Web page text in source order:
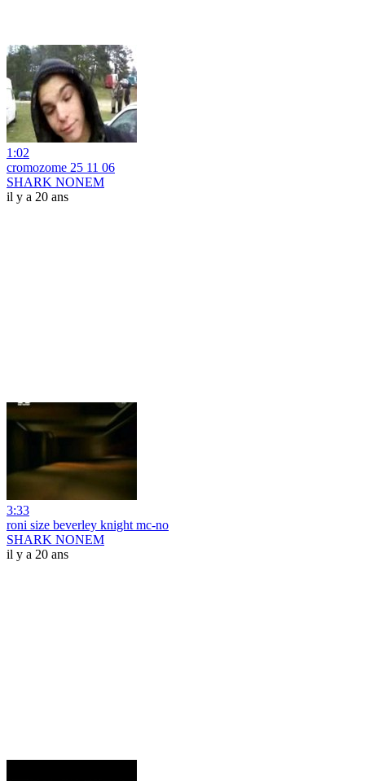
1:02
cromozome 25 11 06
SHARK NONEM
il y a 20 ans
3:33
roni size beverley knight mc-no
SHARK NONEM
il y a 20 ans